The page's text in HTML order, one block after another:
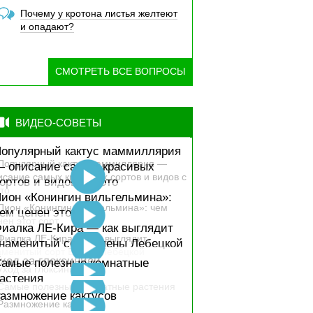
Почему у кротона листья желтеют
и опадают?
СМОТРЕТЬ ВСЕ ВОПРОСЫ
ВИДЕО-СОВЕТЫ
кактус маммиллярия
описание самых красивых
и видов с фото
«Конингин вильгельмина»:
ценен этот сорт
ЛЕ-Кира — как выглядит
сорт Елены Лебецкой
за глоксинией
полезные комнатные
кактусов